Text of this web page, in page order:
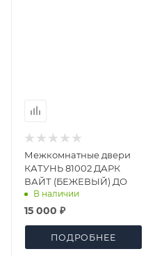
Межкомнатные двери
КАТУНЬ 81002 ДАРК
ВАЙТ (БЕЖЕВЫЙ) ДО
В наличии
15 000 ₽
ПОДРОБНЕЕ